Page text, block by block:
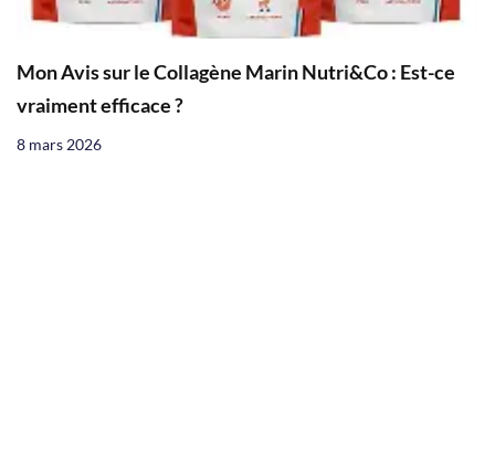
Mon Avis sur le Collagène Marin Nutri&Co : Est-ce
vraiment efficace ?
8 mars 2026